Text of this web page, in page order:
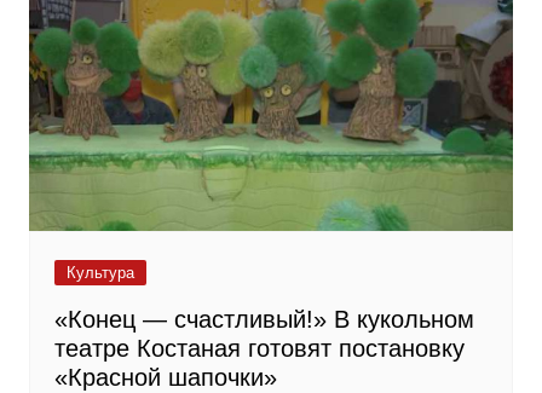
Культура
«Конец — счастливый!» В кукольном
театре Костаная готовят постановку
«Красной шапочки»